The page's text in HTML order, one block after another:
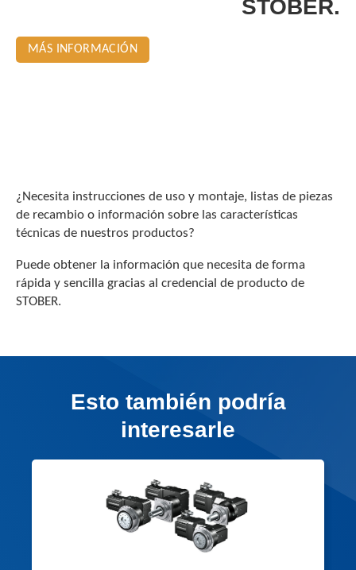
STOBER.
MÁS INFORMACIÓN
¿Necesita instrucciones de uso y montaje, listas de piezas
de recambio o información sobre las características
técnicas de nuestros productos?
Puede obtener la información que necesita de forma
rápida y sencilla gracias al credencial de producto de
STOBER.
Esto también podría
interesarle